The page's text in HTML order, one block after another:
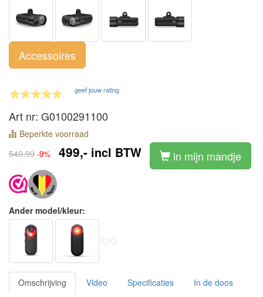
Accessoires
geef jouw rating
Art nr: G0100291100
Beperkte voorraad
549,99 -9% 499,- incl BTW in mijn mandje
Ander model/kleur:
Omschrijving Video Specificaties
In de doos